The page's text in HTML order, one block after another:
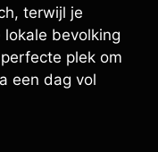
terwijl je
bevolking
plek om
een dag vol